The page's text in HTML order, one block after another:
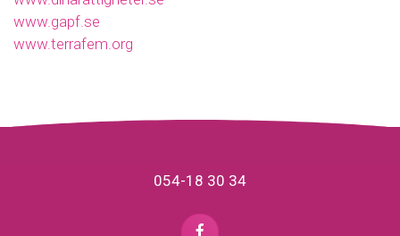
www.gapf.se
www.terrafem.org
054-18 30 34